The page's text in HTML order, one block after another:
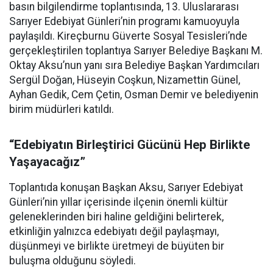
basın bilgilendirme toplantısında, 13. Uluslararası
Sarıyer Edebiyat Günleri’nin programı kamuoyuyla
paylaşıldı. Kireçburnu Güverte Sosyal Tesisleri’nde
gerçekleştirilen toplantıya Sarıyer Belediye Başkanı M.
Oktay Aksu’nun yanı sıra Belediye Başkan Yardımcıları
Sergül Doğan, Hüseyin Coşkun, Nizamettin Günel,
Ayhan Gedik, Cem Çetin, Osman Demir ve belediyenin
birim müdürleri katıldı.
“Edebiyatın Birleştirici Gücünü Hep Birlikte
Yaşayacağız”
Toplantıda konuşan Başkan Aksu, Sarıyer Edebiyat
Günleri’nin yıllar içerisinde ilçenin önemli kültür
geleneklerinden biri haline geldiğini belirterek,
etkinliğin yalnızca edebiyatı değil paylaşmayı,
düşünmeyi ve birlikte üretmeyi de büyüten bir
buluşma olduğunu söyledi.